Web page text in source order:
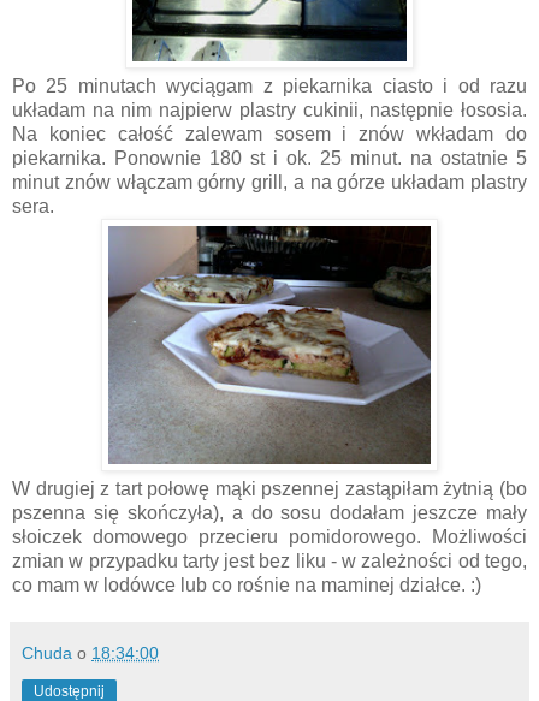
Po 25 minutach wyciągam z piekarnika ciasto i od razu
układam na nim najpierw plastry cukinii, następnie łososia.
Na koniec całość zalewam sosem i znów wkładam do
piekarnika. Ponownie 180 st i ok. 25 minut. na ostatnie 5
minut znów włączam górny grill, a na górze układam plastry
sera.
W drugiej z tart połowę mąki pszennej zastąpiłam żytnią (bo
pszenna się skończyła), a do sosu dodałam jeszcze mały
słoiczek domowego przecieru pomidorowego. Możliwości
zmian w przypadku tarty jest bez liku - w zależności od tego,
co mam w lodówce lub co rośnie na maminej działce. :)
Chuda o 18:34:00
Udostępnij